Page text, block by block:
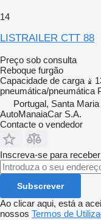
14
LISTRAILER CTT 88
Preço sob consulta
Reboque furgão
Capacidade de carga
pneumática/pneumática
Portugal, Santa
AutoManaiaCar S.A.
Contacte o vendedor
Inscreva-se para
Subscrever
Ao clicar aqui, está a
nossos Termos de